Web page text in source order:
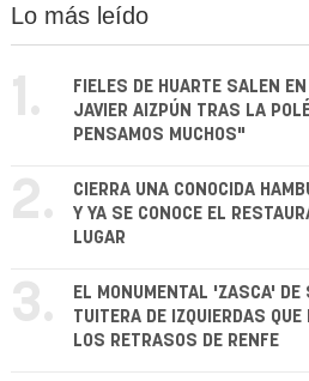
Lo más leído
1.
FIELES DE HUARTE SALEN EN
JAVIER AIZPÚN TRAS LA
PENSAMOS MUCHOS"
2.
CIERRA UNA CONOCIDA
Y YA SE CONOCE EL
LUGAR
3.
EL MONUMENTAL 'ZASCA'
TUITERA DE IZQUIERDAS QUE
LOS RETRASOS DE RENFE